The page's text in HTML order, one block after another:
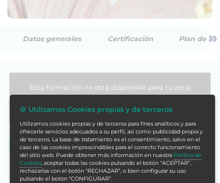
Datos generales Certificación Plan de »
Esta formación no está disponible para tu zona
geográfica, te recomentamos vuelvas a la store
asignada pulsando en el siguiente enlace:
Volver a Formación Alcalá España
Si no encuentras la formación en tu store,contáctanos
para asesorarte.
🍪 Utilizamos Cookies propias y de terceros
Utilizamos cookies propias y de terceros para fines analíticos y para
ofrecerle servicios adecuados a su perfil, así como publicidad propia y
de terceros. La base de tratamiento es el consentimiento, salvo en el
caso de las cookies imprescindibles para el correcto funcionamiento
del sitio web. Puede obtener más información en nuestra Política de
Cookies, aceptar todas las cookies pulsando el botón “ACEPTAR”,
rechazarlas con el botón “RECHAZAR”, o bien configurar su uso
pulsando el botón “CONFIGURAR”.